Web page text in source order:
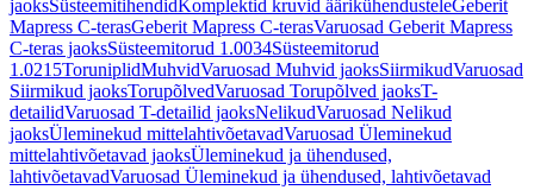
jaoksSüsteemitihendidKomplektid kruvid äärikühendusteleGeberit
Mapress C-terasGeberit Mapress C-terasVaruosad Geberit Mapress
C-teras jaoksSüsteemitorud 1.0034Süsteemitorud
1.0215ToruniplidMuhvidVaruosad Muhvid jaoksSiirmikudVaruosad
Siirmikud jaoksTorupõlvedVaruosad Torupõlved jaoksT-
detailidVaruosad T-detailid jaoksNelikudVaruosad Nelikud
jaoksÜleminekud mittelahtivõetavadVaruosad Üleminekud
mittelahtivõetavad jaoksÜleminekud ja ühendused,
lahtivõetavadVaruosad Üleminekud ja ühendused, lahtivõetavad